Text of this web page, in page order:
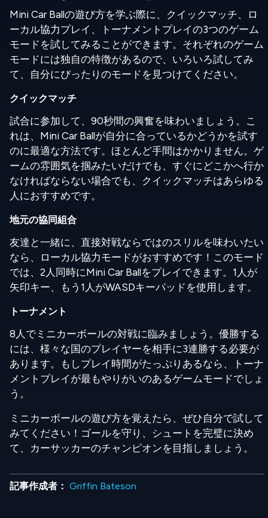
Mini Car Ballの遊び方を学ぶ際に、クイックマッチ、ロ
ーカル協力プレイ、トーナメントプレイの3つのゲーム
モードを試してみることができます。それぞれのゲーム
モードには独自の特徴があるので、いろいろ試してみ
て、自分にぴったりのモードを見つけてください。
クイックマッチ
試合に参加して、90秒間の興奮を味わいましょう。こ
れは、Mini Car Ballが自分に合っているかどうかを試す
のに最適な方法です。ほとんど手間はかかりません。ゲ
ームの雰囲気を掴みたいだけでも、すぐにどこかへ行か
なければならない場合でも、クイックマッチはあらゆる
人におすすめです。
地元の協同組合
友達と一緒に、直接対戦ならではのスリルを味わいたい
なら、ローカル協力モードがおすすめです！このモード
では、2人同時にMini Car Ballをプレイできます。1人が
矢印キー、もう1人がWASDキーパッドを使用します。
トーナメント
8人でミニカーボールの対戦に臨みましょう。優勝する
には、様々な国のプレイヤーを相手に3連勝する必要が
あります。もしプレイ時間がたっぷりあるなら、トーナ
メントプレイが最もやりがいのあるゲームモードでしょ
う。
ミニカーボールの遊び方を覚えたら、ぜひ自分で試して
みてください！ゴールを守り、シュートを完璧に決め
て、カーサッカーのチャンピオンを目指しましょう。
記事作成者： Griffin Bateson